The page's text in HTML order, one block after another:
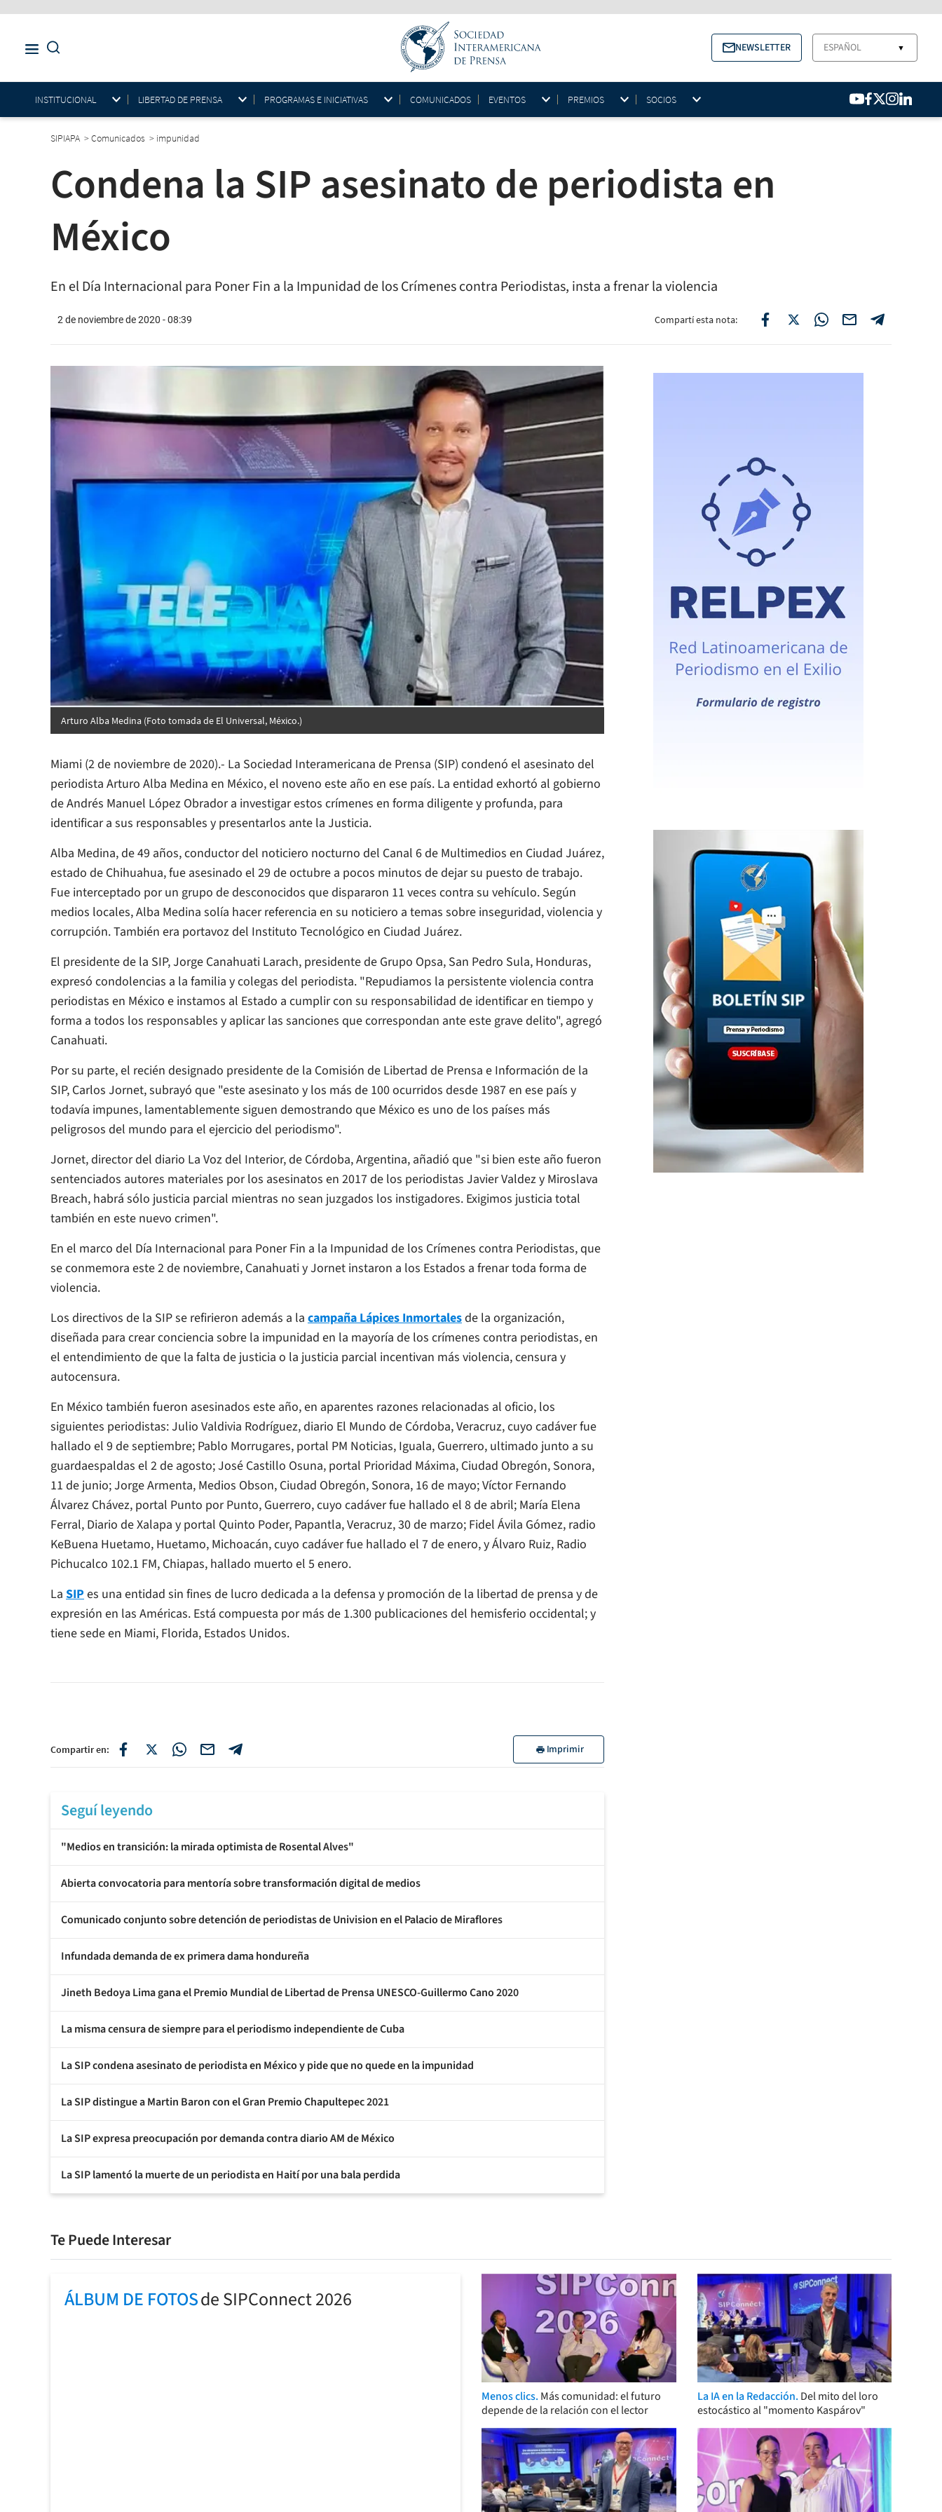
NEWSLETTER ESPAÑOL ▼
INSTITUCIONAL LIBERTAD DE PRENSA PROGRAMAS E INICIATIVAS COMUNICADOS EVENTOS PREMIOS SOCIOS
SIPIAPA >Comunicados > impunidad
Condena la SIP asesinato de periodista en
México
En el Día Internacional para Poner Fin a la Impunidad de los Crímenes contra Periodistas, insta a frenar la violencia
2 de noviembre de 2020 - 08:39 Compartí esta nota:
Arturo Alba Medina (Foto tomada de El Universal, México.)
Miami (2 de noviembre de 2020).- La Sociedad Interamericana de Prensa (SIP) condenó el asesinato del
periodista Arturo Alba Medina en México, el noveno este año en ese país. La entidad exhortó al gobierno
de Andrés Manuel López Obrador a investigar estos crímenes en forma diligente y profunda, para
identificar a sus responsables y presentarlos ante la Justicia.
Alba Medina, de 49 años, conductor del noticiero nocturno del Canal 6 de Multimedios en Ciudad Juárez,
estado de Chihuahua, fue asesinado el 29 de octubre a pocos minutos de dejar su puesto de trabajo.
Fue interceptado por un grupo de desconocidos que dispararon 11 veces contra su vehículo. Según
medios locales, Alba Medina solía hacer referencia en su noticiero a temas sobre inseguridad, violencia y
corrupción. También era portavoz del Instituto Tecnológico en Ciudad Juárez.
El presidente de la SIP, Jorge Canahuati Larach, presidente de Grupo Opsa, San Pedro Sula, Honduras,
expresó condolencias a la familia y colegas del periodista. "Repudiamos la persistente violencia contra
periodistas en México e instamos al Estado a cumplir con su responsabilidad de identificar en tiempo y
forma a todos los responsables y aplicar las sanciones que correspondan ante este grave delito", agregó
Canahuati.
Por su parte, el recién designado presidente de la Comisión de Libertad de Prensa e Información de la
SIP, Carlos Jornet, subrayó que "este asesinato y los más de 100 ocurridos desde 1987 en ese país y
todavía impunes, lamentablemente siguen demostrando que México es uno de los países más
peligrosos del mundo para el ejercicio del periodismo".
Jornet, director del diario La Voz del Interior, de Córdoba, Argentina, añadió que "si bien este año fueron
sentenciados autores materiales por los asesinatos en 2017 de los periodistas Javier Valdez y Miroslava
Breach, habrá sólo justicia parcial mientras no sean juzgados los instigadores. Exigimos justicia total
también en este nuevo crimen".
En el marco del Día Internacional para Poner Fin a la Impunidad de los Crímenes contra Periodistas, que
se conmemora este 2 de noviembre, Canahuati y Jornet instaron a los Estados a frenar toda forma de
violencia.
Los directivos de la SIP se refirieron además a la campaña Lápices Inmortalesde la organización,
diseñada para crear conciencia sobre la impunidad en la mayoría de los crímenes contra periodistas, en
el entendimiento de que la falta de justicia o la justicia parcial incentivan más violencia, censura y
autocensura.
En México también fueron asesinados este año, en aparentes razones relacionadas al oficio, los
siguientes periodistas: Julio Valdivia Rodríguez, diario El Mundo de Córdoba, Veracruz, cuyo cadáver fue
hallado el 9 de septiembre; Pablo Morrugares, portal PM Noticias, Iguala, Guerrero, ultimado junto a su
guardaespaldas el 2 de agosto; José Castillo Osuna, portal Prioridad Máxima, Ciudad Obregón, Sonora,
11 de junio; Jorge Armenta, Medios Obson, Ciudad Obregón, Sonora, 16 de mayo; Víctor Fernando
Álvarez Chávez, portal Punto por Punto, Guerrero, cuyo cadáver fue hallado el 8 de abril; María Elena
Ferral, Diario de Xalapa y portal Quinto Poder, Papantla, Veracruz, 30 de marzo; Fidel Ávila Gómez, radio
KeBuena Huetamo, Huetamo, Michoacán, cuyo cadáver fue hallado el 7 de enero, y Álvaro Ruiz, Radio
Pichucalco 102.1 FM, Chiapas, hallado muerto el 5 enero.
La SIP es una entidad sin fines de lucro dedicada a la defensa y promoción de la libertad de prensa y de
expresión en las Américas. Está compuesta por más de 1.300 publicaciones del hemisferio occidental; y
tiene sede en Miami, Florida, Estados Unidos.
Compartir en: Imprimir
Seguí leyendo
"Medios en transición: la mirada optimista de Rosental Alves"
Abierta convocatoria para mentoría sobre transformación digital de medios
Comunicado conjunto sobre detención de periodistas de Univision en el Palacio de Miraflores
Infundada demanda de ex primera dama hondureña
Jineth Bedoya Lima gana el Premio Mundial de Libertad de Prensa UNESCO-Guillermo Cano 2020
La misma censura de siempre para el periodismo independiente de Cuba
La SIP condena asesinato de periodista en México y pide que no quede en la impunidad
La SIP distingue a Martin Baron con el Gran Premio Chapultepec 2021
La SIP expresa preocupación por demanda contra diario AM de México
La SIP lamentó la muerte de un periodista en Haití por una bala perdida
Te Puede Interesar
ÁLBUM DE FOTOSde SIPConnect 2026
Menos clics. Más comunidad: el futuro
depende de la relación con el lector
La IA en la Redacción. Del mito del loro
estocástico al "momento Kaspárov"